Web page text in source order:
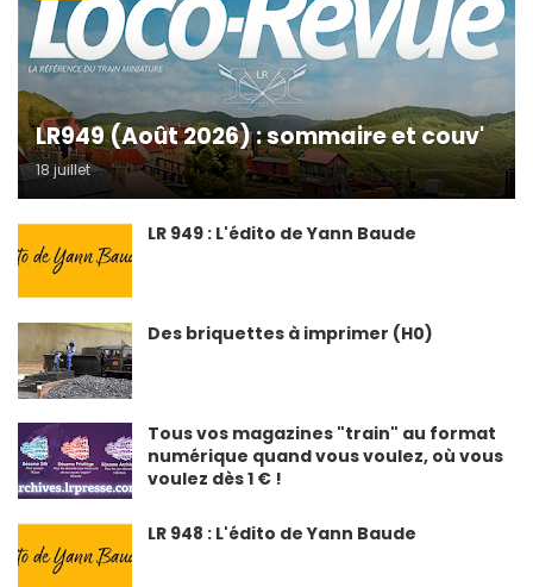
LR949 (Août 2026) : sommaire et couv'
18 juillet
LR 949 : L'édito de Yann Baude
Des briquettes à imprimer (H0)
Tous vos magazines "train" au format
numérique quand vous voulez, où vous
voulez dès 1 € !
LR 948 : L'édito de Yann Baude